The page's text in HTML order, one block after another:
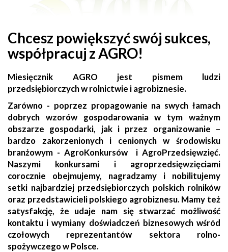
Chcesz powiększyć swój sukces,
współpracuj z AGRO!
Miesięcznik AGRO jest pismem ludzi
przedsiębiorczych w rolnictwie i agrobiznesie.
Zarówno - poprzez propagowanie na swych łamach
dobrych wzorów gospodarowania w tym ważnym
obszarze gospodarki, jak i przez organizowanie –
bardzo zakorzenionych i cenionych w środowisku
branżowym - AgroKonkursów i AgroPrzedsięwzięć.
Naszymi konkursami i agroprzedsięwzięciami
corocznie obejmujemy, nagradzamy i nobilitujemy
setki najbardziej przedsiębiorczych polskich rolników
oraz przedstawicieli polskiego agrobiznesu. Mamy też
satysfakcję, że udaje nam się stwarzać możliwość
kontaktu i wymiany doświadczeń biznesowych wśród
czołowych reprezentantów sektora rolno-
spożywczego w Polsce.